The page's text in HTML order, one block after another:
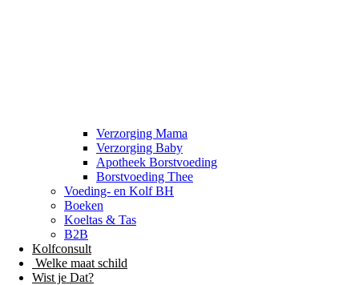
Verzorging Mama
Verzorging Baby
Apotheek Borstvoeding
Borstvoeding Thee
Voeding- en Kolf BH
Boeken
Koeltas & Tas
B2B
Kolfconsult
Welke maat schild
Wist je Dat?